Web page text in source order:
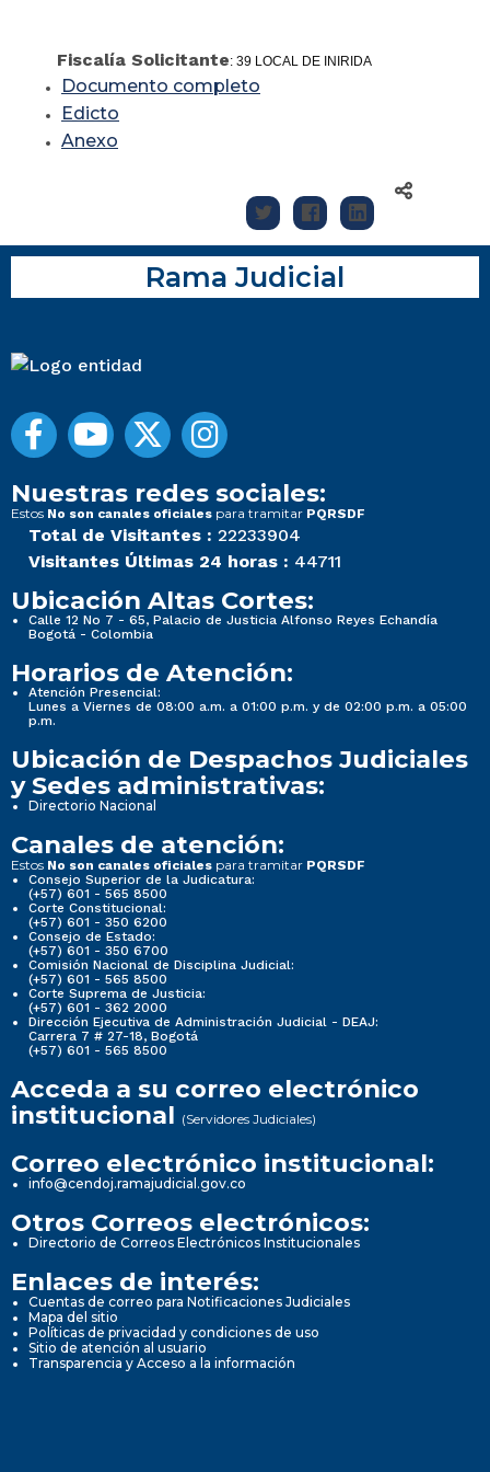
Fiscalía Solicitante: 39 LOCAL DE INIRIDA
Documento completo
Edicto
Anexo
Rama Judicial
Nuestras redes sociales:
Estos No son canales oficiales para tramitar PQRSDF
Total de Visitantes : 22233904
Visitantes Últimas 24 horas : 44711
Ubicación Altas Cortes:
Calle 12 No 7 - 65, Palacio de Justicia Alfonso Reyes Echandía
Bogotá - Colombia
Horarios de Atención:
Atención Presencial:
Lunes a Viernes de 08:00 a.m. a 01:00 p.m. y de 02:00 p.m. a 05:00
p.m.
Ubicación de Despachos Judiciales
y Sedes administrativas:
Directorio Nacional
Canales de atención:
Estos No son canales oficiales para tramitar PQRSDF
Consejo Superior de la Judicatura:
(+57) 601 - 565 8500
Corte Constitucional:
(+57) 601 - 350 6200
Consejo de Estado:
(+57) 601 - 350 6700
Comisión Nacional de Disciplina Judicial:
(+57) 601 - 565 8500
Corte Suprema de Justicia:
(+57) 601 - 362 2000
Dirección Ejecutiva de Administración Judicial - DEAJ:
Carrera 7 # 27-18, Bogotá
(+57) 601 - 565 8500
Acceda a su correo electrónico
institucional (Servidores Judiciales)
Correo electrónico institucional:
info@cendoj.ramajudicial.gov.co
Otros Correos electrónicos:
Directorio de Correos Electrónicos Institucionales
Enlaces de interés:
Cuentas de correo para Notificaciones Judiciales
Mapa del sitio
Políticas de privacidad y condiciones de uso
Sitio de atención al usuario
Transparencia y Acceso a la información